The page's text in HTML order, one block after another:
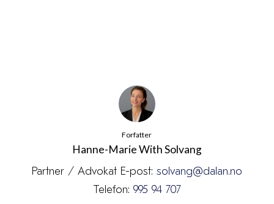
Forfatter
Hanne-Marie With Solvang
Partner / Advokat E-post: solvang@dalan.no
Telefon: 995 94 707